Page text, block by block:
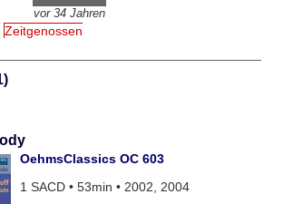
vor 34 Jahren
Zeitgenossen
OehmsClassics OC 603
1 SACD • 53min • 2002, 2004